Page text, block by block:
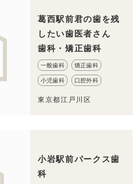
葛西駅前君の歯を残
したい歯医者さん
歯科・矯正歯科
一般歯科 矯正歯科
小児歯科 口腔外科
東京都江戸川区
小岩駅前パークス歯
科